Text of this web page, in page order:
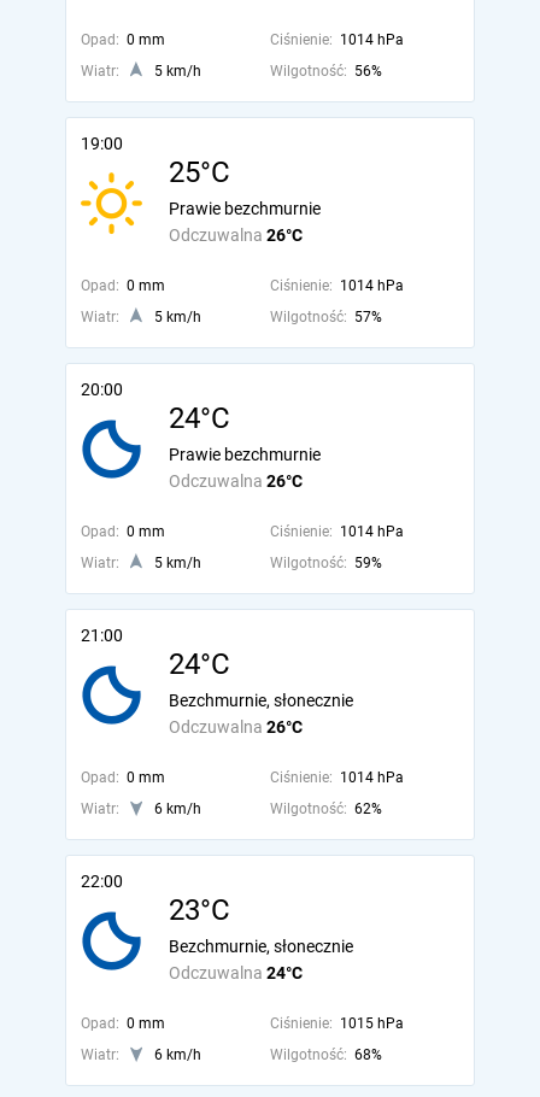
Opad: 0 mm Ciśnienie: 1014 hPa
Wiatr:
5 km/h Wilgotność: 56%
19:00
25°C
Odczuwalna 26°C
Prawie bezchmurnie
Opad: 0 mm Ciśnienie: 1014 hPa
Wiatr:
5 km/h Wilgotność: 57%
20:00
24°C
Odczuwalna 26°C
Prawie bezchmurnie
Opad: 0 mm Ciśnienie: 1014 hPa
Wiatr:
5 km/h Wilgotność: 59%
21:00
24°C
Odczuwalna 26°C
Bezchmurnie, słonecznie
Opad: 0 mm Ciśnienie: 1014 hPa
Wiatr:
6 km/h Wilgotność: 62%
22:00
23°C
Odczuwalna 24°C
Bezchmurnie, słonecznie
Opad: 0 mm Ciśnienie: 1015 hPa
Wiatr:
6 km/h Wilgotność: 68%